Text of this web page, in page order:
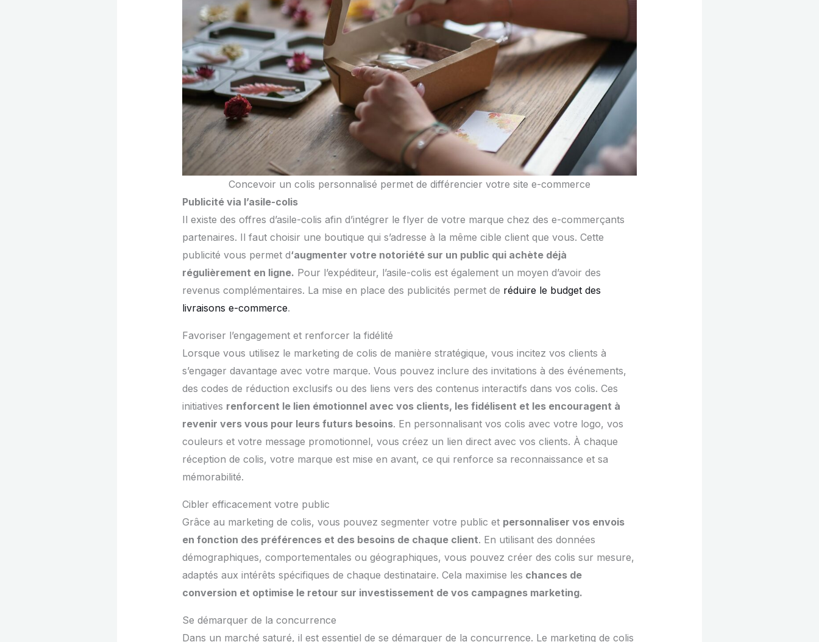
Concevoir un colis personnalisé permet de différencier votre site e-commerce
Publicité via l’asile-colis
Il existe des offres d’asile-colis afin d’intégrer le flyer de votre marque chez des e-commerçants
partenaires. Il faut choisir une boutique qui s’adresse à la même cible client que vous. Cette
publicité vous permet d‘augmenter votre notoriété sur un public qui achète déjà
régulièrement en ligne. Pour l’expéditeur, l’asile-colis est également un moyen d’avoir des
revenus complémentaires. La mise en place des publicités permet de réduire le budget des
livraisons e-commerce.
Favoriser l’engagement et renforcer la fidélité
Lorsque vous utilisez le marketing de colis de manière stratégique, vous incitez vos clients à
s’engager davantage avec votre marque. Vous pouvez inclure des invitations à des événements,
des codes de réduction exclusifs ou des liens vers des contenus interactifs dans vos colis. Ces
initiatives renforcent le lien émotionnel avec vos clients, les fidélisent et les encouragent à
revenir vers vous pour leurs futurs besoins. En personnalisant vos colis avec votre logo, vos
couleurs et votre message promotionnel, vous créez un lien direct avec vos clients. À chaque
réception de colis, votre marque est mise en avant, ce qui renforce sa reconnaissance et sa
mémorabilité.
Cibler efficacement votre public
Grâce au marketing de colis, vous pouvez segmenter votre public et personnaliser vos envois
en fonction des préférences et des besoins de chaque client. En utilisant des données
démographiques, comportementales ou géographiques, vous pouvez créer des colis sur mesure,
adaptés aux intérêts spécifiques de chaque destinataire. Cela maximise les chances de
conversion et optimise le retour sur investissement de vos campagnes marketing.
Se démarquer de la concurrence
Dans un marché saturé, il est essentiel de se démarquer de la concurrence. Le marketing de colis